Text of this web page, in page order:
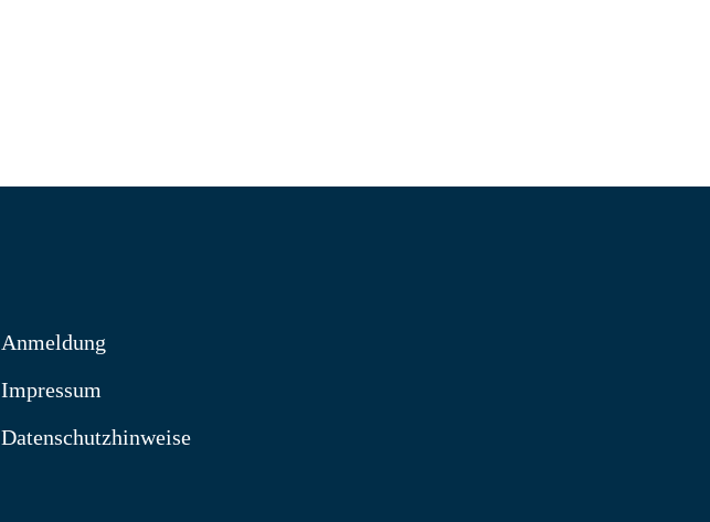
Anmeldung
Impressum
Datenschutzhinweise